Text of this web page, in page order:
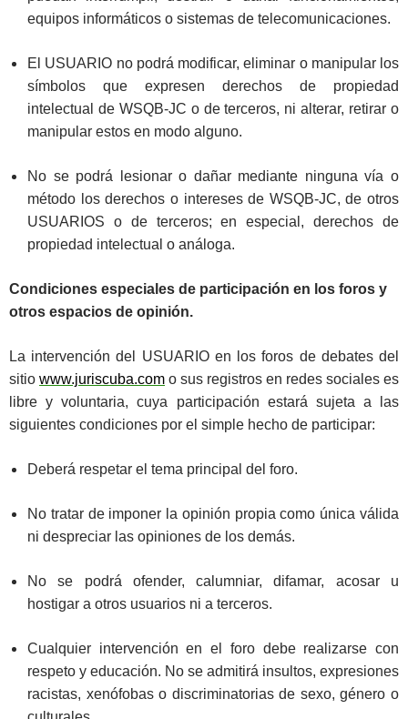
equipos informáticos o sistemas de telecomunicaciones.
El USUARIO no podrá modificar, eliminar o manipular los
símbolos que expresen derechos de propiedad
intelectual de WSQB-JC o de terceros, ni alterar, retirar o
manipular estos en modo alguno.
No se podrá lesionar o dañar mediante ninguna vía o
método los derechos o intereses de WSQB-JC, de otros
USUARIOS o de terceros; en especial, derechos de
propiedad intelectual o análoga.
Condiciones especiales de participación en los foros y
otros espacios de opinión.
La intervención del USUARIO en los foros de debates del
sitio www.juriscuba.com o sus registros en redes sociales es
libre y voluntaria, cuya participación estará sujeta a las
siguientes condiciones por el simple hecho de participar:
Deberá respetar el tema principal del foro.
No tratar de imponer la opinión propia como única válida
ni despreciar las opiniones de los demás.
No se podrá ofender, calumniar, difamar, acosar u
hostigar a otros usuarios ni a terceros.
Cualquier intervención en el foro debe realizarse con
respeto y educación. No se admitirá insultos, expresiones
racistas, xenófobas o discriminatorias de sexo, género o